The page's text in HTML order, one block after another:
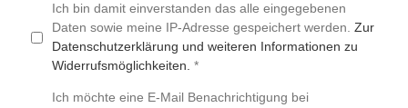
Ich bin damit einverstanden das alle eingegebenen
Daten sowie meine IP-Adresse gespeichert werden. Zur
Datenschutzerklärung und weiteren Informationen zu
Widerrufsmöglichkeiten. *
Ich möchte eine E-Mail Benachrichtigung bei